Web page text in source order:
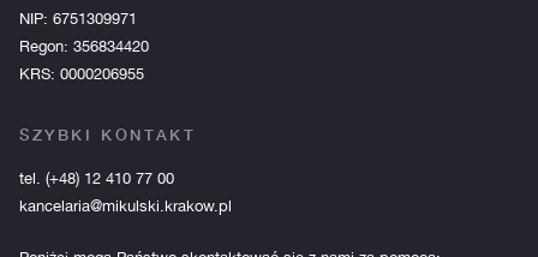
NIP: 6751309971
Regon: 356834420
KRS: 0000206955
SZYBKI KONTAKT
tel. (+48) 12 410 77 00
kancelaria@mikulski.krakow.pl